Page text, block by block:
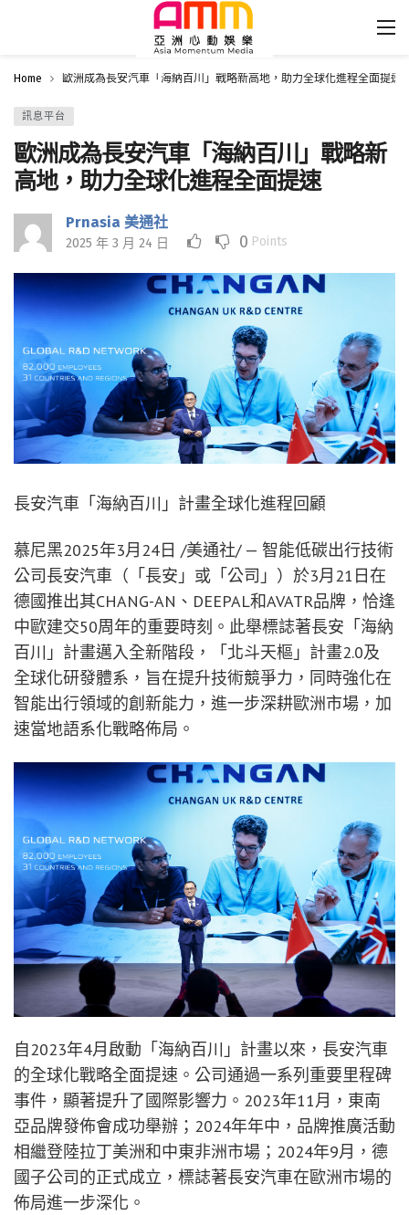
Home 歐洲成為長安汽車「海納百川」戰略新高地，助力全球化進程全面提速
訊息平台
歐洲成為長安汽車「海納百川」戰略新
高地，助力全球化進程全面提速
Prnasia 美通社
2025 年 3 月 24 日 0 Points
長安汽車「海納百川」計畫全球化進程回顧
慕尼黑2025年3月24日 /美通社/ — 智能低碳出行技術
公司長安汽車（「長安」或「公司」）於3月21日在
德國推出其CHANG-AN、DEEPAL和AVATR品牌，恰逢
中歐建交50周年的重要時刻。此舉標誌著長安「海納
百川」計畫邁入全新階段，「北斗天樞」計畫2.0及
全球化研發體系，旨在提升技術競爭力，同時強化在
智能出行領域的創新能力，進一步深耕歐洲市場，加
速當地語系化戰略佈局。
自2023年4月啟動「海納百川」計畫以來，長安汽車
的全球化戰略全面提速。公司通過一系列重要里程碑
事件，顯著提升了國際影響力。2023年11月，東南
亞品牌發佈會成功舉辦；2024年年中，品牌推廣活動
相繼登陸拉丁美洲和中東非洲市場；2024年9月，德
國子公司的正式成立，標誌著長安汽車在歐洲市場的
佈局進一步深化。